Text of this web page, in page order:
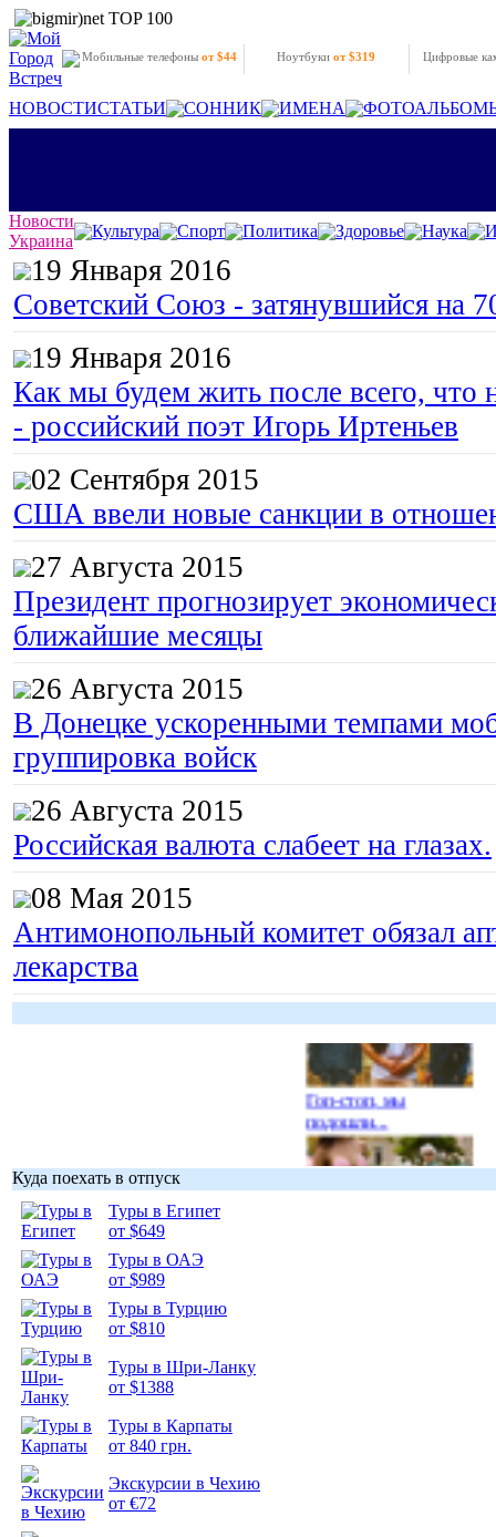
Мобильные телефоны от $44 Ноутбукиот $319 Цифровые
НОВОСТИСТАТЬИ СОННИК ИМЕНА
Новости
Украина
Культура Спорт Политика Здоровье Наука
19 Января 2016
Советский Союз - затянувшийся на
19 Января 2016
Как мы будем жить после всего, что
- российский поэт Игорь Иртеньев
02 Сентября 2015
США ввели новые санкции в
27 Августа 2015
Президент прогнозирует
ближайшие месяцы
26 Августа 2015
В Донецке ускоренными темпами
группировка войск
26 Августа 2015
Российская валюта слабеет на глазах.
08 Мая 2015
Антимонопольный комитет обязал
лекарства
Гоп-стоп, мы
подошли...
Куда поехать в отпуск
Туры в Египет
от $649
Туры в ОАЭ
от $989
Туры в Турцию
от $810
Туры в Шри-Ланку
от $1388
Туры в Карпаты
от 840 грн.
Экскурсии в Чехию
от €72